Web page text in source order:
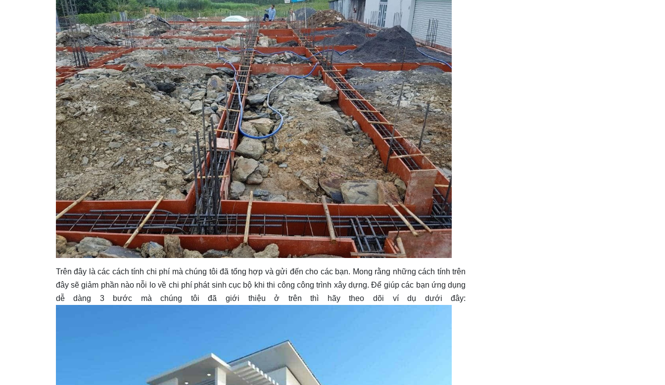
Trên đây là các cách tính chi phí mà chúng tôi đã tổng hợp và gửi đến cho các bạn. Mong rằng những cách tính trên
đây sẽ giảm phần nào nỗi lo về chi phí phát sinh cục bộ khi thi công công trình xây dựng. Để giúp các bạn ứng dụng
dễ dàng 3 bước mà chúng tôi đã giới thiệu ở trên thì hãy theo dõi ví dụ dưới đây: